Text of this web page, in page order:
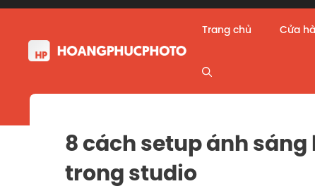
Skip
content
Trang chủ Cửa
8 cách setup ánh
trong studio